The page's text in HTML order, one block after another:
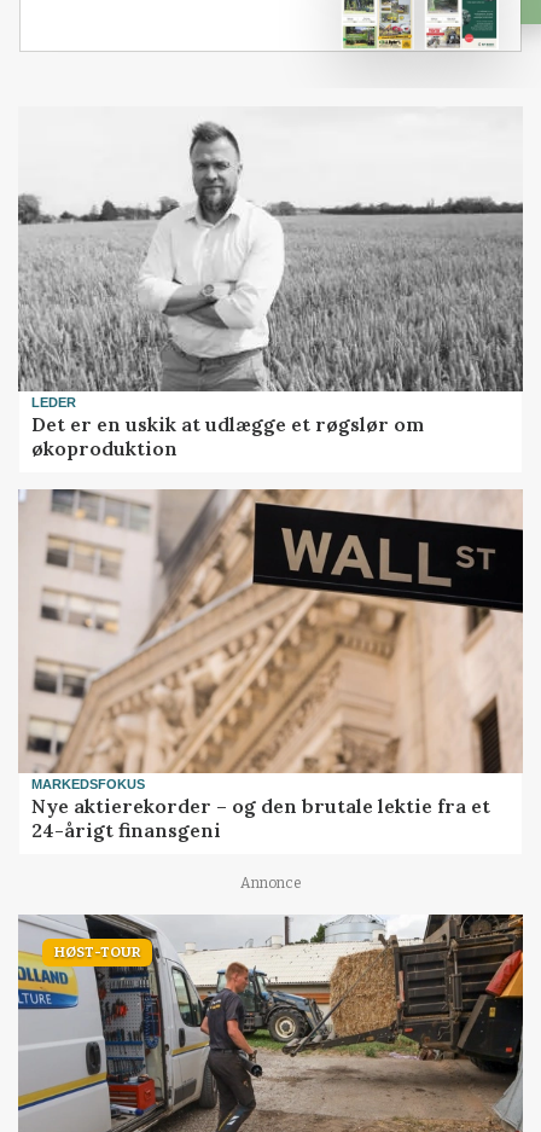
LEDER
Det er en uskik at udlægge et røgslør om
økoproduktion
MARKEDSFOKUS
Nye aktierekorder – og den brutale lektie fra et
24-årigt finansgeni
Annonce
HØST-TOUR